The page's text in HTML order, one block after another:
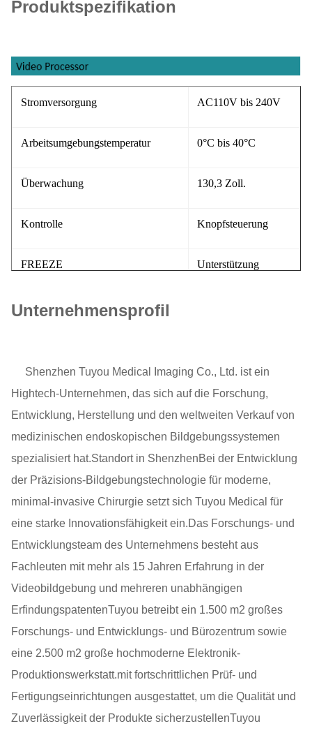
Produktspezifikation
Stromversorgung AC110V bis 240V
Arbeitsumgebungstemperatur 0°C bis 40°C
Überwachung 130,3 Zoll.
Kontrolle Knopfsteuerung
FREEZE Unterstützung
AWB ((White Balance))
Unternehmensprofil
Shenzhen Tuyou Medical Imaging Co., Ltd. ist ein
Hightech-Unternehmen, das sich auf die Forschung,
Entwicklung, Herstellung und den weltweiten Verkauf von
medizinischen endoskopischen Bildgebungssystemen
spezialisiert hat.Standort in ShenzhenBei der Entwicklung
der Präzisions-Bildgebungstechnologie für moderne,
minimal-invasive Chirurgie setzt sich Tuyou Medical für
eine starke Innovationsfähigkeit ein.Das Forschungs- und
Entwicklungsteam des Unternehmens besteht aus
Fachleuten mit mehr als 15 Jahren Erfahrung in der
Videobildgebung und mehreren unabhängigen
ErfindungspatentenTuyou betreibt ein 1.500 m2 großes
Forschungs- und Entwicklungs- und Bürozentrum sowie
eine 2.500 m2 große hochmoderne Elektronik-
Produktionswerkstatt.mit fortschrittlichen Prüf- und
Fertigungseinrichtungen ausgestattet, um die Qualität und
Zuverlässigkeit der Produkte sicherzustellenTuyou